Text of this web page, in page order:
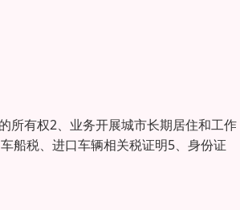
所有权2、业务开展城市长期居住和工作
船税、进口车辆相关税证明5、身份证